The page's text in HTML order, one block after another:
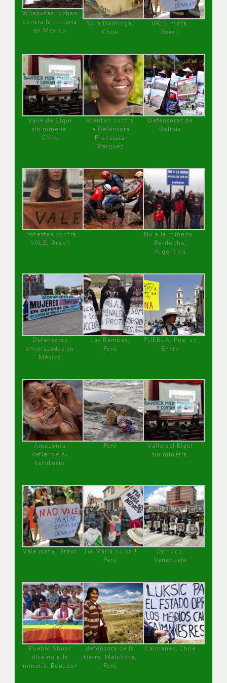
Wirakutas luchan
contra la minería
en México
No a Dominga,
Chile
VALE mata,
Brasil
Valle de Elqui
sin minería.
Chile
Atentan contra
la Defensora
Francisca
Márquez
Defensoras de
Bolivia
Protestas contra
VALE, Brasil
No a la minería ,
Bariloche,
Argentina
Defensoras
amenazadas en
México
Las Bambas,
Perú
PUEBLA, Pue, 27
Enero
Amazonía
defiende su
territorio
Perú
Valle del Elqui
sin minería.
Vale mata, Brasil
Tía María no va !
Perú
Orinoco,
Venezuela
Pueblo Shuar
dice no a la
minería, Ecuador
defensora de la
tierra, Melchora,
Perú
Caimanes, Chile